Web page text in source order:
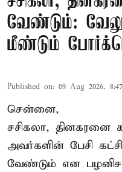
வேண்டும்:
மீண்டும்
Published on: 09 Aug 2026,
சென்னை,
சசிகலா, தினகரனை
அவர்களின் பேசி
வேண்டும் என